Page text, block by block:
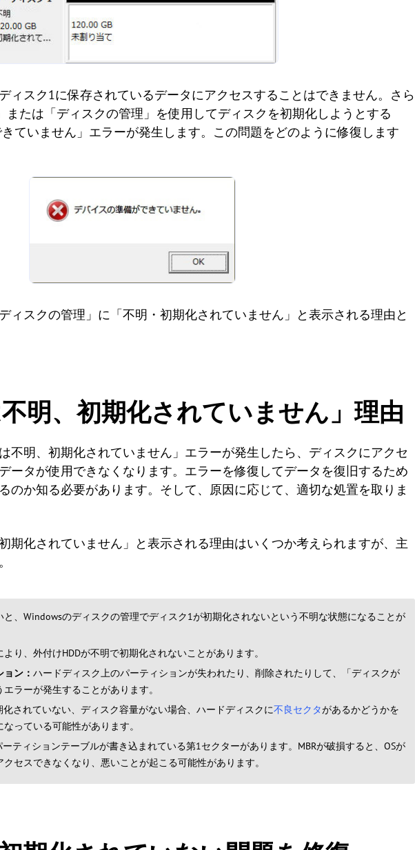
ィスク1に保存されているデータにアクセスすることはできません。さら
または「ディスクの管理」を使用してディスクを初期化しようとする
ていません」エラーが発生します。この問題をどのように修復します
ィスクの管理」に「不明・初期化されていません」と表示される理由と
不明、初期化されていません」理由
不明、初期化されていません」エラーが発生したら、ディスクにアクセ
ータが使用できなくなります。エラーを修復してデータを復旧するため
のか知る必要があります。そして、原因に応じて、適切な処置を取りま
期化されていません」と表示される理由はいくつか考えられますが、主
と、Windowsのディスクの管理でディスク1が初期化されないという不明な状態になることが
り、外付けHDDが不明で初期化されないことがあります。
ン： ハードディスク上のパーティションが失われたり、削除されたりして、「ディスクが
ラーが発生することがあります。
化されていない、ディスク容量がない場合、ハードディスクに不良セクタがあるかどうかを
っている可能性があります。
ーティションテーブルが書き込まれている第1セクターがあります。MBRが破損すると、OSが
セスできなくなり、悪いことが起こる可能性があります。